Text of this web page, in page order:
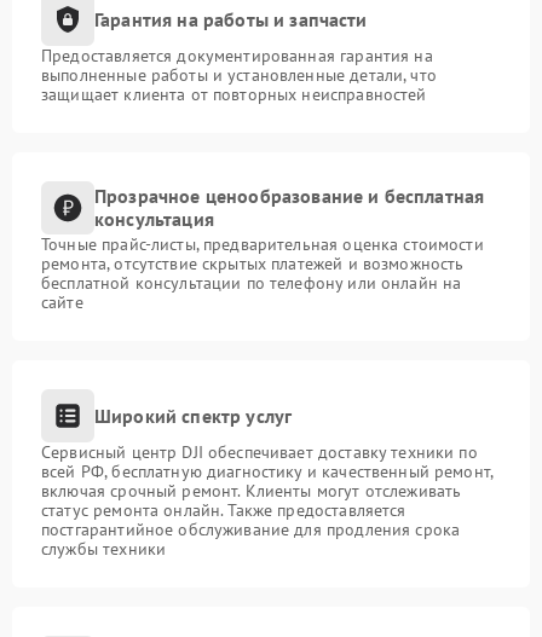
Гарантия на работы и запчасти
Предоставляется документированная гарантия на
выполненные работы и установленные детали, что
защищает клиента от повторных неисправностей
Прозрачное ценообразование и бесплатная
консультация
Точные прайс-листы, предварительная оценка стоимости
ремонта, отсутствие скрытых платежей и возможность
бесплатной консультации по телефону или онлайн на
сайте
Широкий спектр услуг
Сервисный центр DJI обеспечивает доставку техники по
всей РФ, бесплатную диагностику и качественный ремонт,
включая срочный ремонт. Клиенты могут отслеживать
статус ремонта онлайн. Также предоставляется
постгарантийное обслуживание для продления срока
службы техники